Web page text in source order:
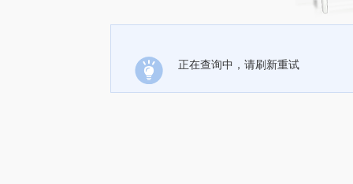
正在查询中，请刷新重试